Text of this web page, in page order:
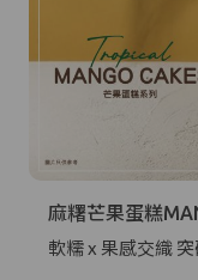
麻糬芒果蛋糕
軟糯 x 果感交織